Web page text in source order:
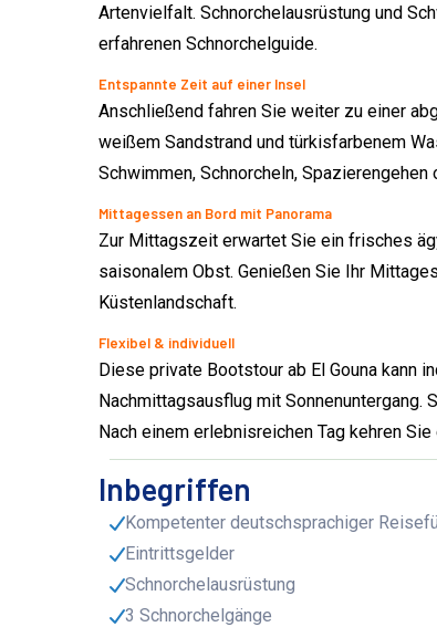
Artenvielfalt. Schnorchelausrüstung und
erfahrenen Schnorchelguide.
Entspannte Zeit auf einer Insel
Anschließend fahren Sie weiter zu einer
weißem Sandstrand und türkisfarbenem
Schwimmen, Schnorcheln,
Mittagessen an Bord mit Panorama
Zur Mittagszeit erwartet Sie ein frisches
saisonalem Obst. Genießen Sie Ihr
Küstenlandschaft.
Flexibel & individuell
Diese private Bootstour ab El Gouna kann
Nachmittagsausflug mit Sonnenuntergang.
Nach einem erlebnisreichen Tag kehren
Inbegriffen
Kompetenter deutschsprachiger
Eintrittsgelder
Schnorchelausrüstung
3 Schnorchelgänge